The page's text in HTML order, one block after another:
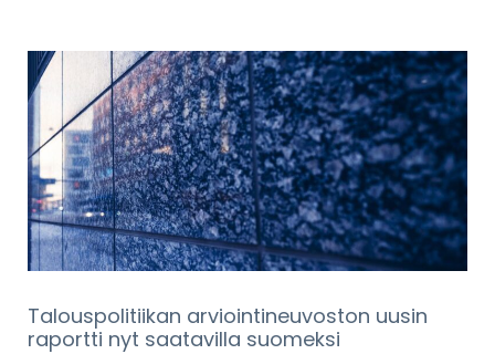
Talouspolitiikan arviointineuvoston uusin
raportti nyt saatavilla suomeksi